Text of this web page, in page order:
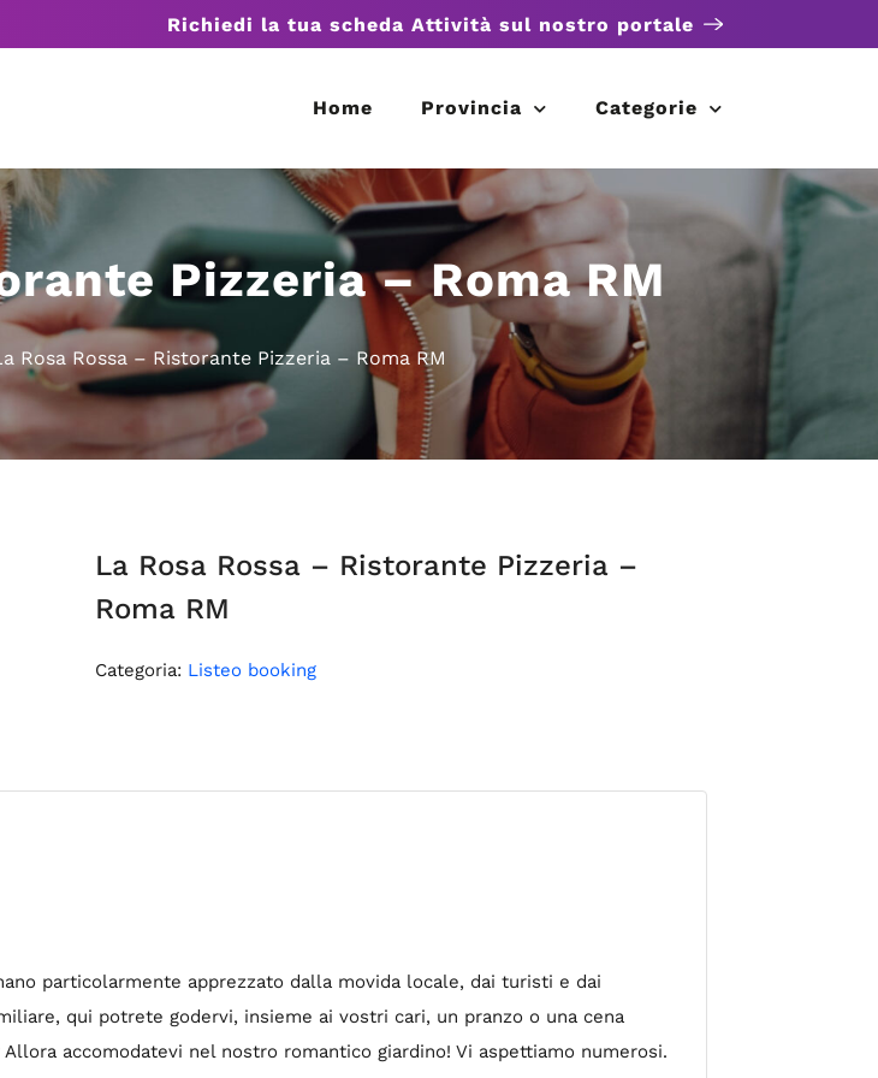
Richiedi la tua scheda Attività sul nostro portale
Home Provincia Categorie
Pizzeria – Roma RM
Rosa Rossa – Ristorante Pizzeria – Roma RM
La Rosa Rossa – Ristorante Pizzeria –
Roma RM
Categoria: Listeo booking
particolarmente apprezzato dalla movida locale, dai turisti e dai
qui potrete godervi, insieme ai vostri cari, un pranzo o una cena
accomodatevi nel nostro romantico giardino! Vi aspettiamo numerosi.